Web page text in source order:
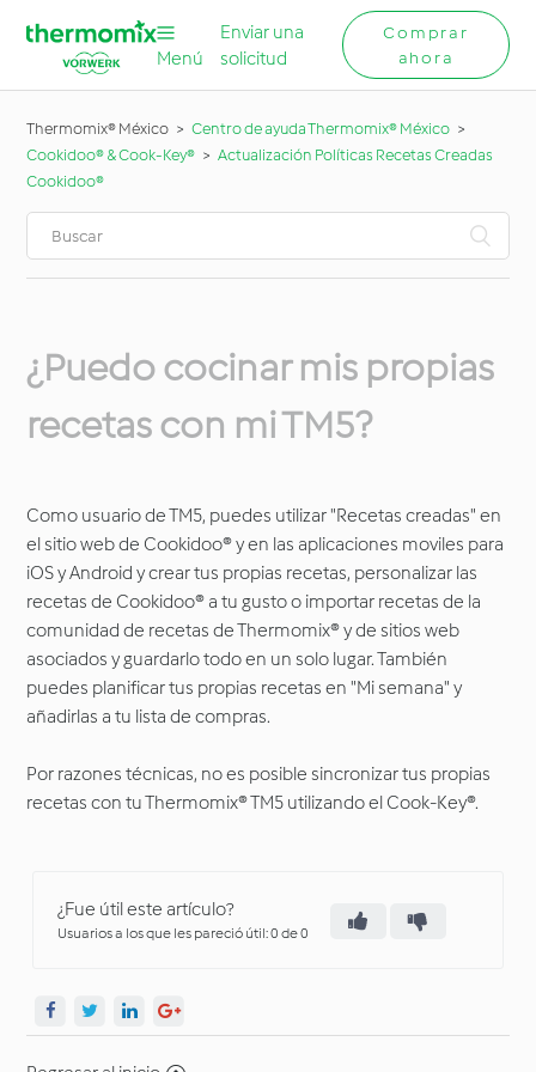
Menú
Enviar una
solicitud
Comprar
ahora
Thermomix® México
Centro de ayuda Thermomix® México
Cookidoo® & Cook-Key®
Actualización Políticas Recetas Creadas
Cookidoo®
¿Puedo cocinar mis propias
recetas con mi TM5?
Como usuario de TM5, puedes utilizar "Recetas creadas" en
el sitio web de Cookidoo® y en las aplicaciones moviles para
iOS y Android y crear tus propias recetas, personalizar las
recetas de Cookidoo® a tu gusto o importar recetas de la
comunidad de recetas de Thermomix® y de sitios web
asociados y guardarlo todo en un solo lugar. También
puedes planificar tus propias recetas en "Mi semana" y
añadirlas a tu lista de compras.
Por razones técnicas, no es posible sincronizar tus propias
recetas con tu Thermomix® TM5 utilizando el Cook-Key®.
¿Fue útil este artículo?
Usuarios a los que les pareció útil: 0 de 0